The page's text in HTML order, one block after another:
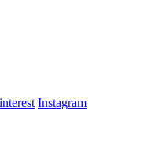
Instagram